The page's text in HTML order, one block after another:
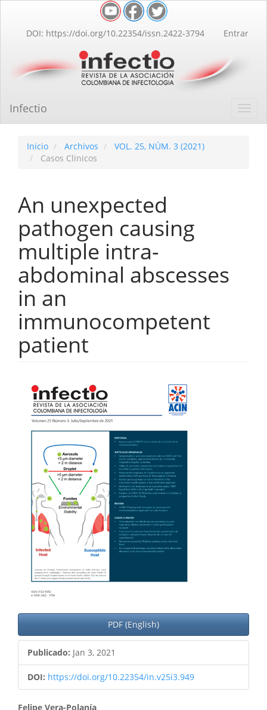
Contenido
principal
lateral
DOI: https://doi.org/10.22354/issn.2422-3794 Entrar
Infectio
Inicio Archivos
VOL. 25, NÚM. 3 (2021)
Casos Clinicos
An unexpected
pathogen causing
multiple intra-
abdominal abscesses
in an
immunocompetent
patient
Barra
lateral
del
artículo
PDF (English)
Publicado: Jan 3, 2021
DOI: https://doi.org/10.22354/in.v25i3.949
Felipe Vera-Polanía